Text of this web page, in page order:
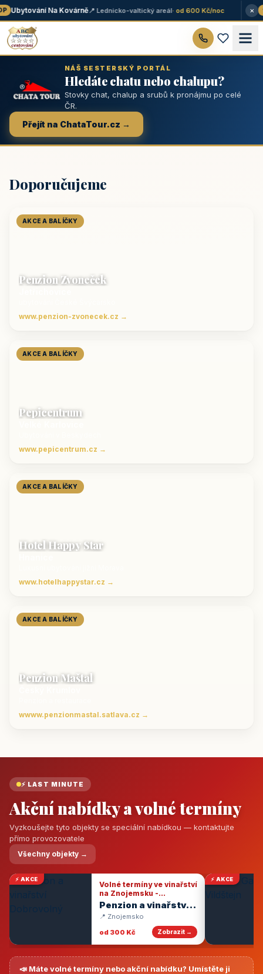
Ubytování Na Kovárně📍 Lednicko-valtický areál· od 600 Kč/noc ★
×
NÁŠ SESTERSKÝ PORTÁL
Hledáte chatu nebo chalupu?
Stovky chat, chalup a srubů k pronájmu po celé
ČR.
Přejít na ChataTour.cz →
Doporučujeme
AKCE A BALÍČKY
Penzion Zvoneček
www.penzion-zvonecek.cz →
AKCE A BALÍČKY
Pepicentrum
www.pepicentrum.cz →
AKCE A BALÍČKY
Hotel Happy Star
www.hotelhappystar.cz →
AKCE A BALÍČKY
Penzion Maštal
wwww.penzionmastal.satlava.cz →
⚡ LAST MINUTE
Akční nabídky a volné termíny
Vyzkoušejte tyto objekty se speciální nabídkou — kontaktujte
přímo provozovatele
Všechny objekty →
⚡ AKCE
Volné termíny ve vinařství
na Znojemsku -
degustace vín
Penzion a vinařství
Dobrovolný
📍 Znojemsko
od 300 Kč
Zobrazit →
⚡ AKCE
📣 Máte volné termíny nebo akční nabídku? Umístěte ji